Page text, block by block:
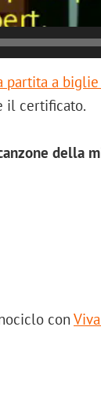
partita a
il certificato.
della
con